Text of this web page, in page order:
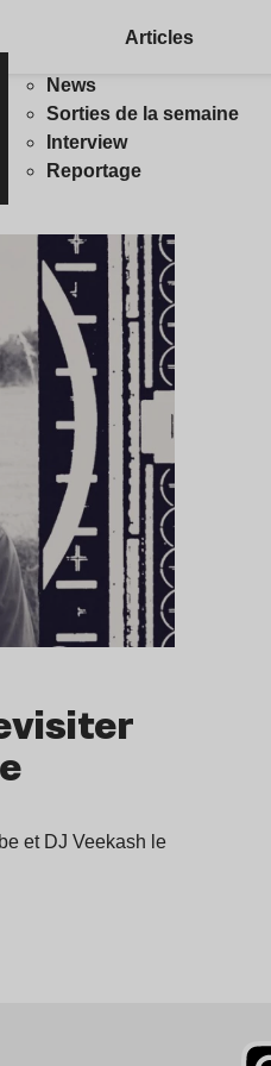
Articles
News
Sorties de la semaine
Interview
Reportage
et DJ Veekash le